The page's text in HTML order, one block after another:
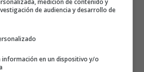
medición de contenido y
de audiencia y desarrollo de
información en un dispositivo y/o